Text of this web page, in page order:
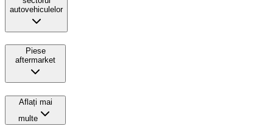
autovehiculelor
Piese
aftermarket
Aflați mai
multe